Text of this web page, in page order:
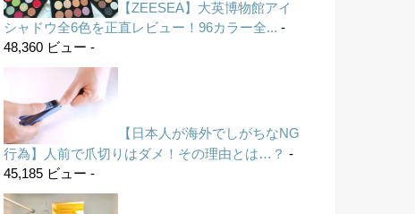
【ZEESEA】大英博物館アイ
シャドウ全6色を正直レビュー！96カラー全... -
48,360 ビュー -
【日本人が海外でしがちなNG
行為】人前で爪切りはダメ！その理由とは…？ -
45,185 ビュー -